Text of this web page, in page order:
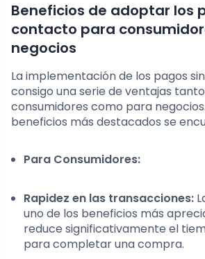
Beneficios de adoptar los
contacto para
negocios
La implementación de los pagos
consigo una serie de ventajas
consumidores como para
beneficios más destacados se
Para Consumidores:
Rapidez en las transacciones:
uno de los beneficios más
reduce significativamente el
para completar una compra.